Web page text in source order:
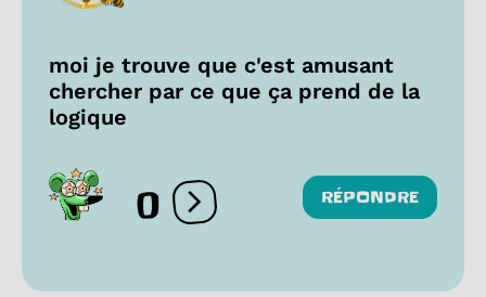
moi je trouve que c'est amusant
chercher par ce que ça prend de la
logique
0 Ouvrir les réactions
RÉPONDRE